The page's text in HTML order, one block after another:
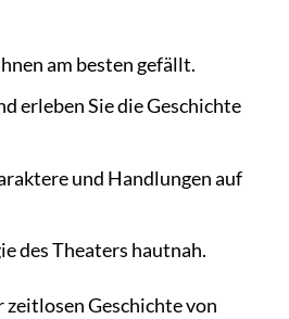
am besten gefällt.
erleben Sie die Geschichte
und Handlungen auf
des Theaters hautnah.
zeitlosen Geschichte von